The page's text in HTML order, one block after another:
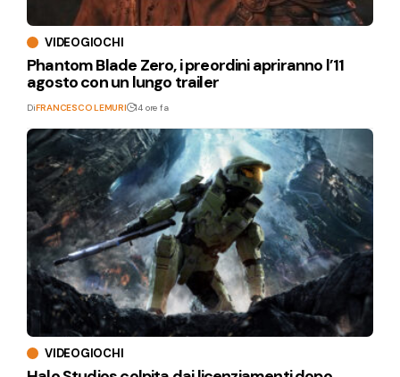
VIDEOGIOCHI
Phantom Blade Zero, i preordini apriranno l’11
agosto con un lungo trailer
DiFRANCESCO LEMURI 14 ore fa
VIDEOGIOCHI